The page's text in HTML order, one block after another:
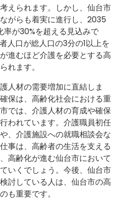
えられます。しかし、仙台市
がらも着実に進行し、2035
が30%を超える見込みで
人口が総人口の3分の1以上を
進むほど介護を必要とする高
れます。
人材の需要増加に直結しま
保は、高齢化社会における重
では、介護人材の育成や確保
われています。介護職員初任
、介護施設への就職相談会な
事は、高齢者の生活を支える
高齢化が進む仙台市において
いくでしょう。今後、仙台市
討している人は、仙台市の高
も重要です。